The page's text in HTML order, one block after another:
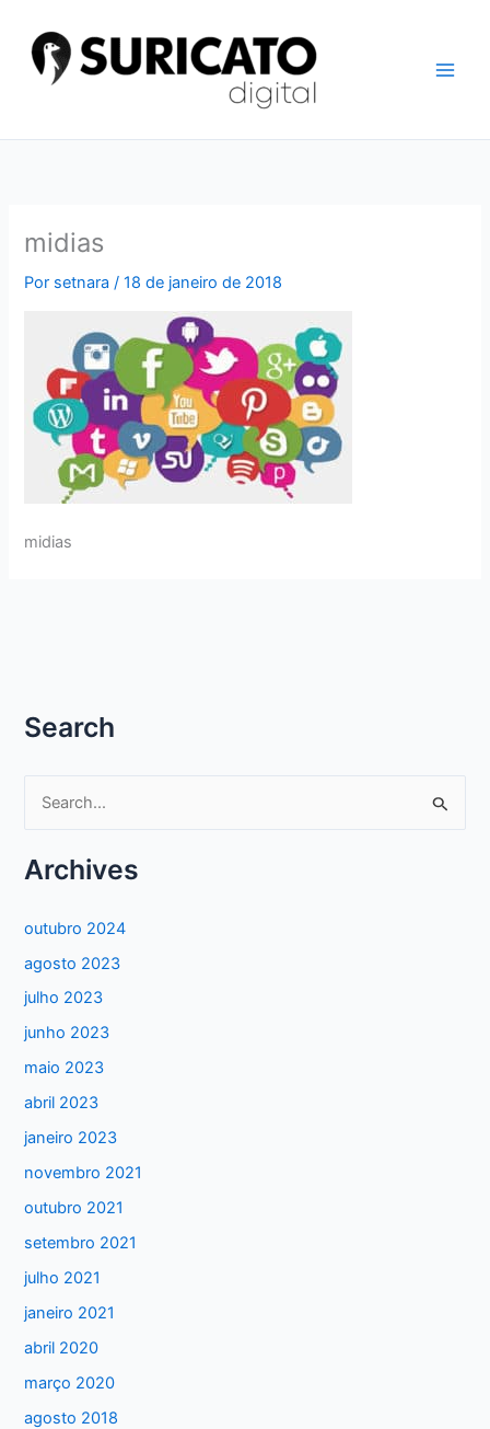
conteúdo
midias
Por setnara/18 de janeiro de 2018
midias
Search
q
a
r
p
o
r
:
Archives
outubro 2024
agosto 2023
julho 2023
junho 2023
maio 2023
abril 2023
janeiro 2023
novembro 2021
outubro 2021
setembro 2021
julho 2021
janeiro 2021
abril 2020
março 2020
agosto 2018